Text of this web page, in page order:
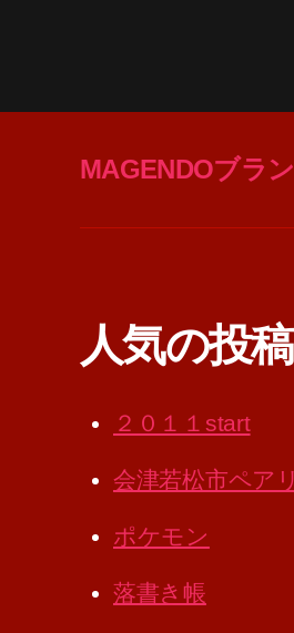
MAGENDOブラ
人気の投
２０１１start
会津若松市ペア
ポケモン
落書き帳